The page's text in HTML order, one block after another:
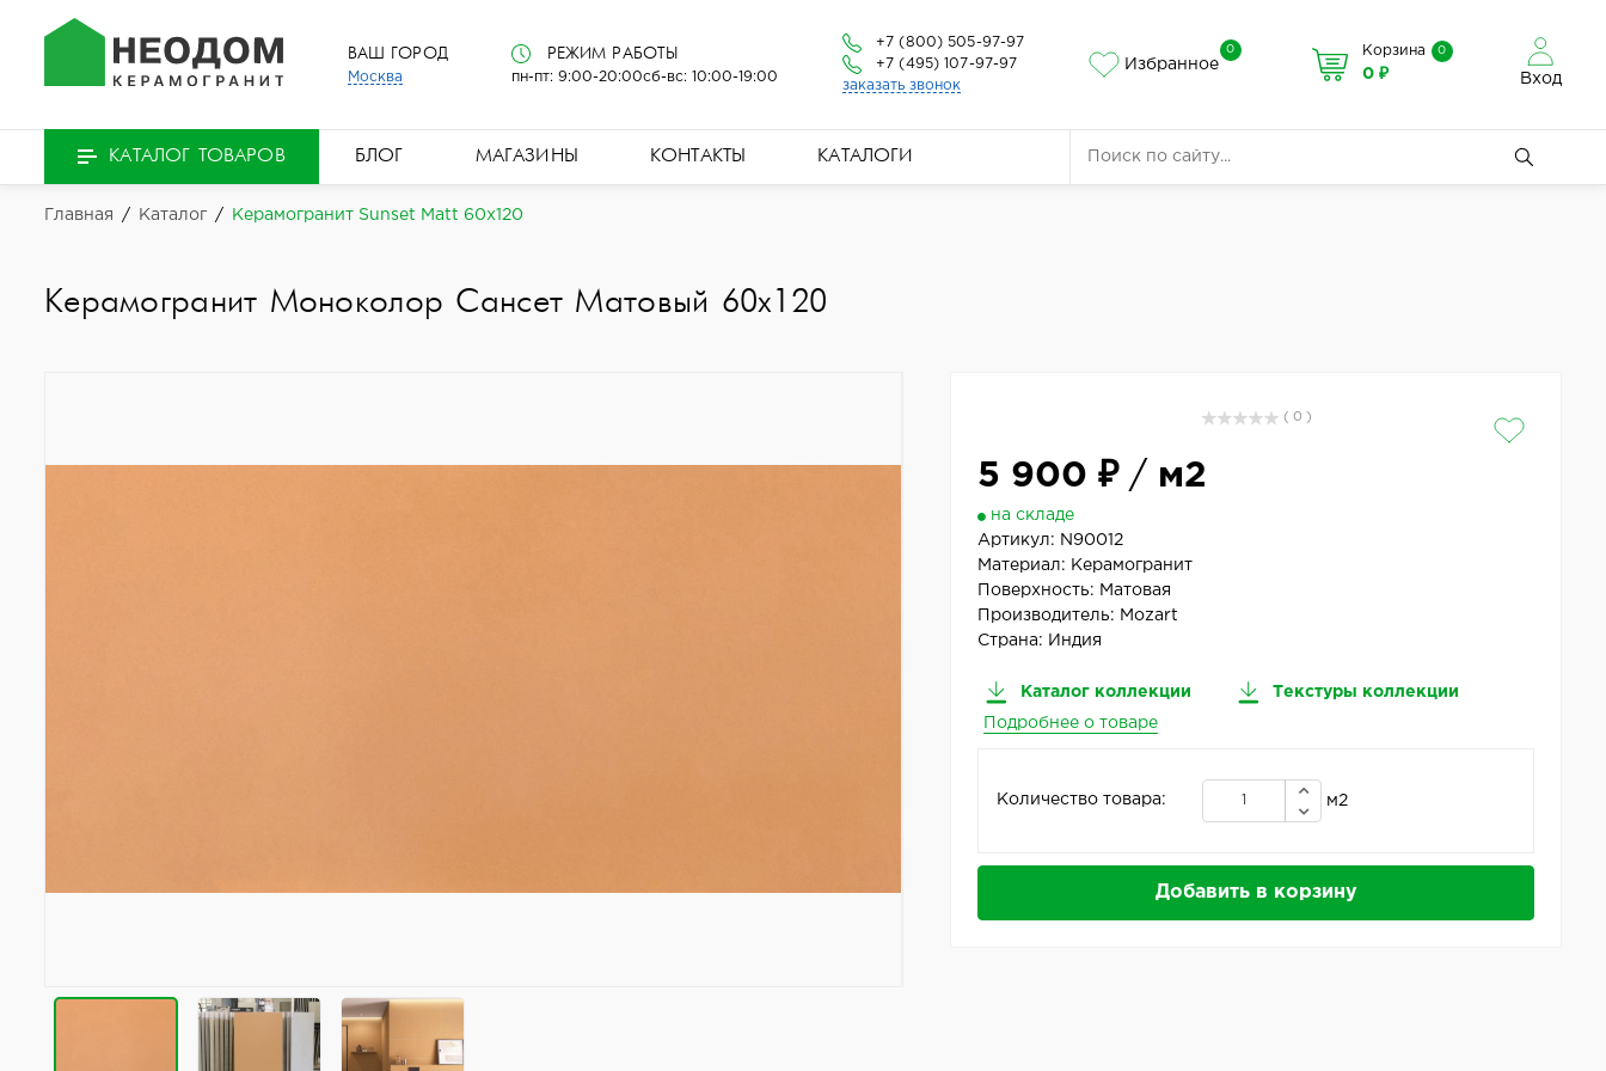
ВАШ ГОРОД
Москва
РЕЖИМ РАБОТЫ
пн-пт: 9:00-20:00сб-вс: 10:00-19:00
+7 (800) 505-97-97
+7 (495) 107-97-97
заказать звонок
Избранное
0 Корзина 0
0 ₽ Вход
КАТАЛОГ ТОВАРОВ БЛОГ МАГАЗИНЫ КОНТАКТЫ КАТАЛОГИ
Главная / Каталог / Керамогранит Sunset Matt 60x120
Керамогранит Моноколор Сансет Матовый 60x120
( 0 )
5 900 ₽/ м2
на складе
Артикул: N90012
Материал: Керамогранит
Поверхность: Матовая
Производитель: Mozart
Страна: Индия
Каталог коллекции Текстуры коллекции
Подробнее о товаре
Количество товара: м2
Добавить в корзину